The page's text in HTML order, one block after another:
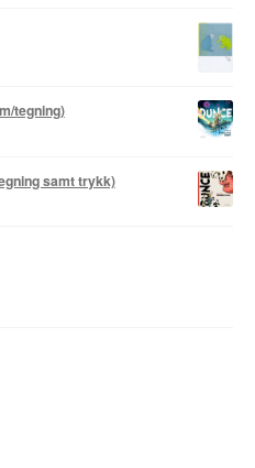
Hogstad
tegning)
samt trykk)